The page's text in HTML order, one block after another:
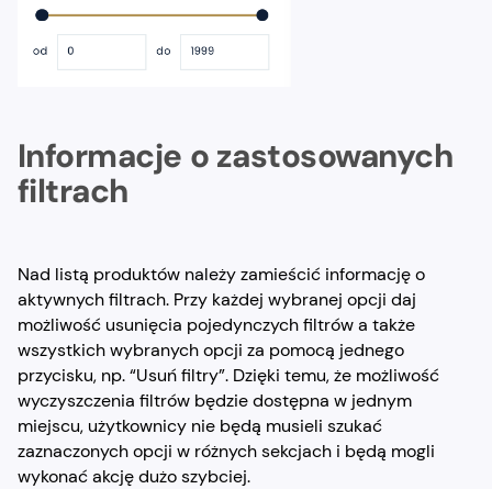
Informacje o zastosowanych
filtrach
Nad listą produktów należy zamieścić informację o
aktywnych filtrach. Przy każdej wybranej opcji daj
możliwość usunięcia pojedynczych filtrów a także
wszystkich wybranych opcji za pomocą jednego
przycisku, np. “Usuń filtry”. Dzięki temu, że możliwość
wyczyszczenia filtrów będzie dostępna w jednym
miejscu, użytkownicy nie będą musieli szukać
zaznaczonych opcji w różnych sekcjach i będą mogli
wykonać akcję dużo szybciej.